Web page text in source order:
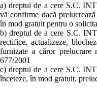
a) dreptul de a cere S.C.
vă confirme dacă
în mod gratuit pentru o
b) dreptul de a cere S.C.
rectifice, actualizeze,
furnizate a căror
677/2001
c) dreptul de a cere S.C.
înceteze, în mod gratuit,